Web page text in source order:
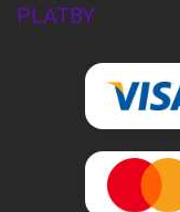
PLATBY